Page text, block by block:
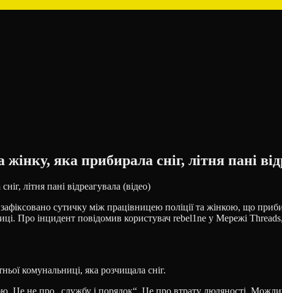
яка прибирала сніг, літня пані
сутичку між працівницею поліції та жінкою, що
Про інцидент повідомив користувач rebel1ne у Мережі
комунальниці, яка розчищала сніг.
Це не про „службу і порядок“. Це про втрату людяності.